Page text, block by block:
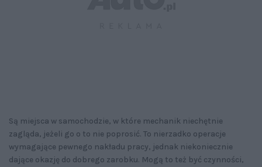
Są miejsca w samochodzie, w które mechanik niechętnie
zagląda, jeżeli go o to nie poprosić. To nierzadko operacje
wymagające pewnego nakładu pracy, jednak niekoniecznie
dające okazję do dobrego zarobku. Mogą to też być czynności,